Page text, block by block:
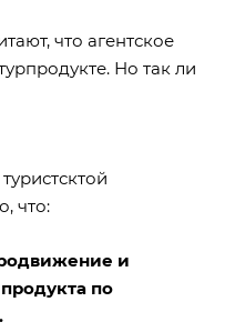
что агентское
Но так ли
что:
и
по